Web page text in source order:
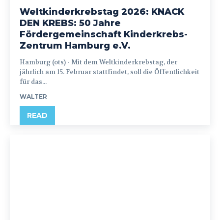
Weltkinderkrebstag 2026: KNACK
DEN KREBS: 50 Jahre
Fördergemeinschaft Kinderkrebs-
Zentrum Hamburg e.V.
Hamburg (ots) - Mit dem Weltkinderkrebstag, der
jährlich am 15. Februar stattfindet, soll die Öffentlichkeit
für das...
WALTER
READ